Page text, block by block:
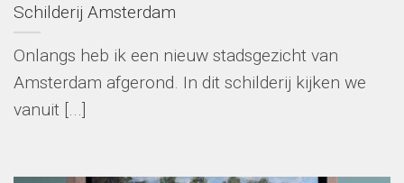
Schilderij Amsterdam
Onlangs heb ik een nieuw stadsgezicht van
Amsterdam afgerond. In dit schilderij kijken we
vanuit [...]